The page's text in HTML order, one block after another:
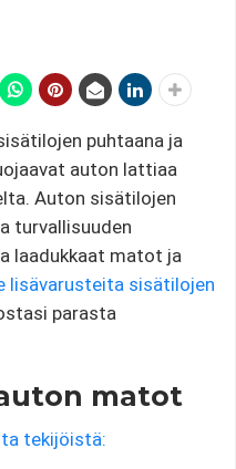
puhtaana ja
auton lattiaa
Auton sisätilojen
turvallisuuden
laadukkaat matot ja
lisävarusteita sisätilojen
parasta
matot
tekijöistä: